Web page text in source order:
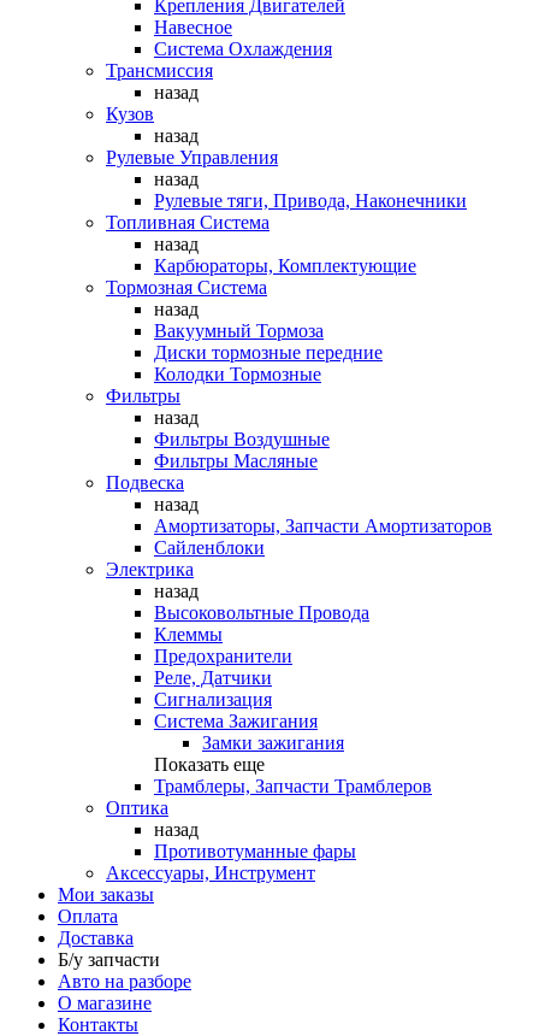
Крепления Двигателей
Навесное
Система Охлаждения
Трансмиссия
назад
Кузов
назад
Рулевые Управления
назад
Рулевые тяги, Привода, Наконечники
Топливная Система
назад
Карбюраторы, Комплектующие
Тормозная Система
назад
Вакуумный Тормоза
Диски тормозные передние
Колодки Тормозные
Фильтры
назад
Фильтры Воздушные
Фильтры Масляные
Подвеска
назад
Амортизаторы, Запчасти Амортизаторов
Сайленблоки
Электрика
назад
Высоковольтные Провода
Клеммы
Предохранители
Реле, Датчики
Сигнализация
Система Зажигания
Замки зажигания
Показать еще
Трамблеры, Запчасти Трамблеров
Оптика
назад
Противотуманные фары
Аксессуары, Инструмент
Мои заказы
Оплата
Доставка
Б/у запчасти
Авто на разборе
О магазине
Контакты